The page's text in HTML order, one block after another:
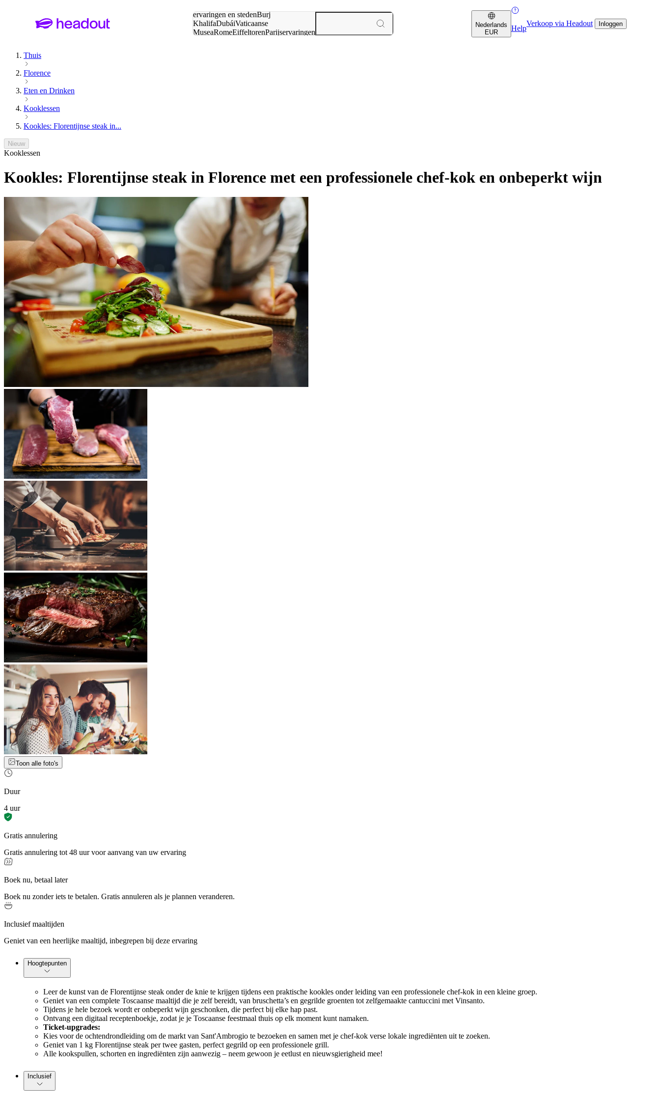
ervaringen en stedenBurj
KhalifaDubáiVaticaanse
MuseaRomeEiffeltorenParijservaringen
Nederlands
EUR
Help
Verkoop via Headout Inloggen
Thuis
Florence
Eten en Drinken
Kooklessen
Kookles: Florentijnse steak in...
Nieuw
Kooklessen
Kookles: Florentijnse steak in Florence met een professionele chef-kok en onbeperkt wijn
Toon alle foto's
Duur
4 uur
Gratis annulering
Gratis annulering tot 48 uur voor aanvang van uw ervaring
Boek nu, betaal later
Boek nu zonder iets te betalen. Gratis annuleren als je plannen veranderen.
Inclusief maaltijden
Geniet van een heerlijke maaltijd, inbegrepen bij deze ervaring
Hoogtepunten
Leer de kunst van de Florentijnse steak onder de knie te krijgen tijdens een praktische kookles onder leiding van een professionele chef-kok in een kleine groep.
Geniet van een complete Toscaanse maaltijd die je zelf bereidt, van bruschetta’s en gegrilde groenten tot zelfgemaakte cantuccini met Vinsanto.
Tijdens je hele bezoek wordt er onbeperkt wijn geschonken, die perfect bij elke hap past.
Ontvang een digitaal receptenboekje, zodat je je Toscaanse feestmaal thuis op elk moment kunt namaken.
Ticket-upgrades:
Kies voor de ochtendrondleiding om de markt van Sant'Ambrogio te bezoeken en samen met je chef-kok verse lokale ingrediënten uit te zoeken.
Geniet van 1 kg Florentijnse steak per twee gasten, perfect gegrild op een professionele grill.
Alle kookspullen, schorten en ingrediënten zijn aanwezig – neem gewoon je eetlust en nieuwsgierigheid mee!
Inclusief